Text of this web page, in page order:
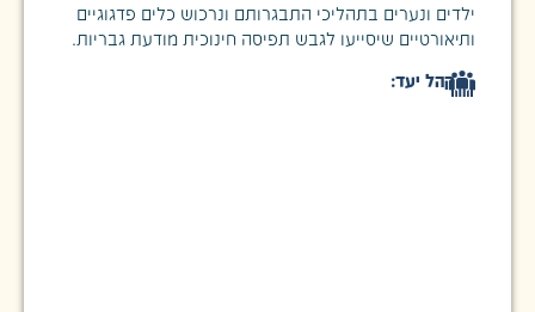
ילדים ונערים בתהליכי התבגרותם ונרכוש כלים פדגוגיים
ותיאורטיים שיסייעו לגבש תפיסה חינוכית מודעת גבריות.
קהל יעד: